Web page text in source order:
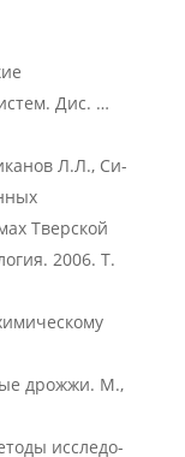
Дис. …
Л.Л., Си-
Тверской
2006. Т.
дрожжи. М.,
исследо-